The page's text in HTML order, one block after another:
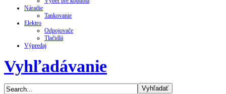
Náradie
Tankovanie
Elektro
Odpojovače
Tlačidlá
Výpredaj
Vyhľadávanie